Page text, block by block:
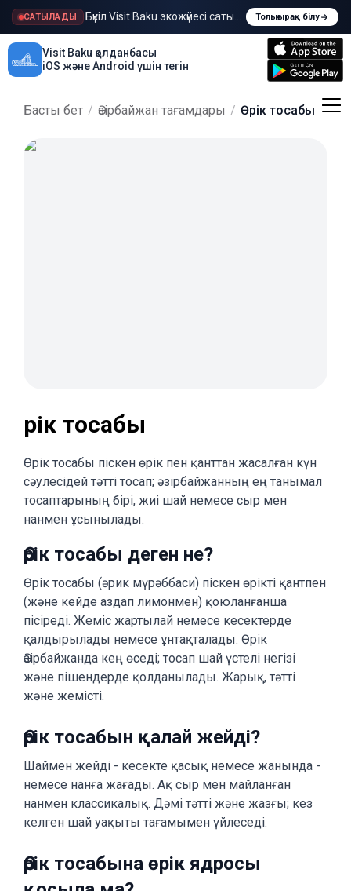
САТЫЛАДЫ Бүкіл Visit Baku экожүйесі сатыладыТолығырақ білу
Visit Baku қолданбасы
iOS және Android үшін тегін
Басты бет / Әзірбайжан тағамдары / Өрік тосабы
Өрік тосабы
Өрік тосабы піскен өрік пен қанттан жасалған күн
сәулесідей тәтті тосап; әзірбайжанның ең танымал
тосаптарының бірі, жиі шай немесе сыр мен
нанмен ұсынылады.
Өрік тосабы деген не?
Өрік тосабы (әрик мүрәббаси) піскен өрікті қантпен
(және кейде аздап лимонмен) қоюланғанша
пісіреді. Жеміс жартылай немесе кесектерде
қалдырылады немесе ұнтақталады. Өрік
Әзірбайжанда кең өседі; тосап шай үстелі негізі
және пішендерде қолданылады. Жарық, тәтті
және жемісті.
Өрік тосабын қалай жейді?
Шаймен жейді - кесекте қасық немесе жанында -
немесе нанға жағады. Ақ сыр мен майланған
нанмен классикалық. Дәмі тәтті және жазғы; кез
келген шай уақыты тағамымен үйлеседі.
Өрік тосабына өрік ядросы